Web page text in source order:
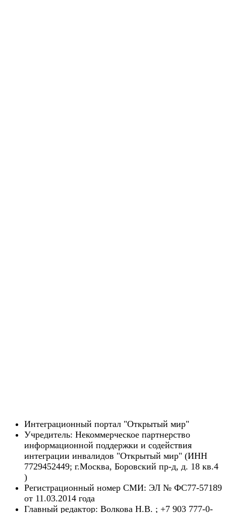
Интеграционный портал "Открытый мир"
Учредитель: Некоммерческое партнерство
информационной поддержки и содействия
интеграции инвалидов "Открытый мир" (ИНН
7729452449; г.Москва, Боровский пр-д, д. 18 кв.4
)
Регистрационный номер СМИ: ЭЛ № ФС77-57189
от 11.03.2014 года
Главный редактор: Волкова Н.В. ; +7 903 777-0-